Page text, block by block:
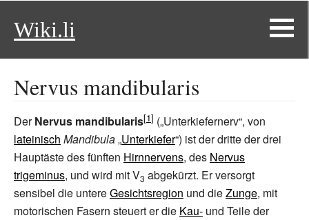
Wiki.li
Nervus mandibularis
DerNervus mandibularis
(„Unterkiefernerv“, von
lateinisch Mandibula„Unterkiefer“) ist der dritte der drei
Hauptäste des fünften Hirnnervens, des Nervus
trigeminus, und wird mit V3 abgekürzt. Er versorgt
sensibel die untereGesichtsregion und dieZunge, mit
motorischen Fasern steuert er die Kau- und Teile der